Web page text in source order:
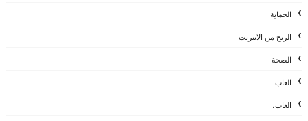
الحماية
الربح من الانترنت
الصحة
العاب
العاب،